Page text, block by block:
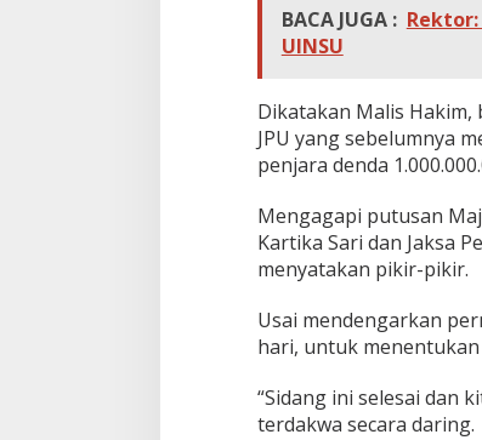
BACA JUGA :
UINSU
Dikatakan Malis
JPU yang sebelumnya
penjara denda
Mengagapi putusan
Kartika Sari dan Jaksa
menyatakan pikir-pikir.
Usai mendengarkan
hari, untuk
“Sidang ini selesai dan
terdakwa secara daring.